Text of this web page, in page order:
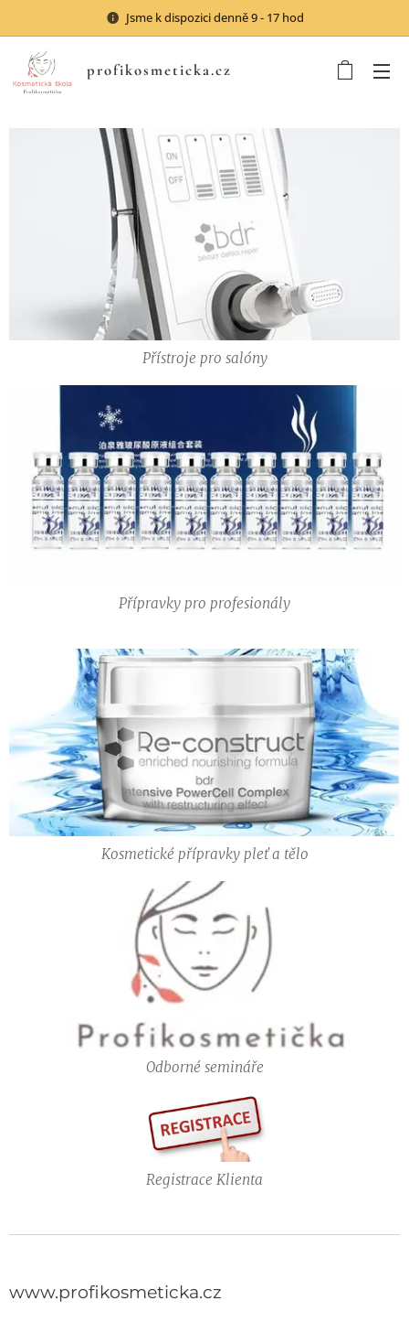
Jsme k dispozici denně 9 - 17 hod
profikosmeticka.cz
Přístroje pro salóny
Přípravky pro profesionály
Kosmetické přípravky pleť a tělo
Odborné semináře
Registrace Klienta
www.profikosmeticka.cz